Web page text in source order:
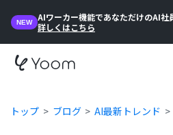
NEW
AIワーカー機能であなただけのAI社
詳しくはこちら
トップ ブログ AI最新トレンド